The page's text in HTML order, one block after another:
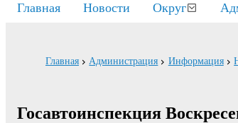
Главная Новости Округ
Главная Администрация Информация
Госавтоинспекция